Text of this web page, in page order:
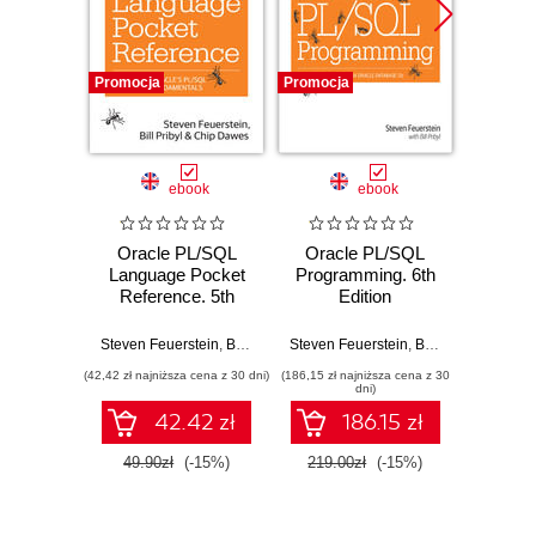
Promocja
ebook
Oracle PL/SQL
Language Pocket
Reference. 5th
Steven Feuerstein Bill Pribyl ,Chip Dawes
(42,42 zł najniższa cena z 30 dni)
42.42 zł
49.90zł (-15%)
Promocja
ebook
Oracle PL/SQL
Programming. 6th
Edition
Steven Feuerstein Bill Pribyl
(186,15 zł najniższa cena z 30
dni)
186.15 zł
219.00zł (-15%)